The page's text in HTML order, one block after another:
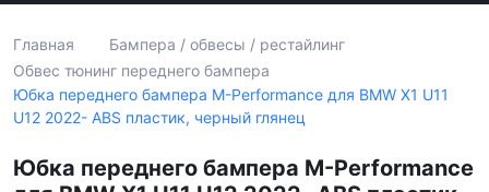
Главная
Бампера / обвесы / рестайлинг
Обвес тюнинг переднего бампера
Юбка переднего бампера M-Performance для BMW X1 U11
U12 2022- ABS пластик, черный глянец
Юбка переднего бампера M-Performance